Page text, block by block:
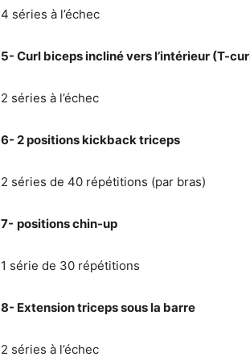
4 séries à l’échec
5- Curl biceps incliné vers l’intérieur (T-
2 séries à l’échec
6- 2 positions kickback triceps
2 séries de 40 répétitions (par bras)
7- positions chin-up
1 série de 30 répétitions
8- Extension triceps sous la barre
2 séries à l’échec